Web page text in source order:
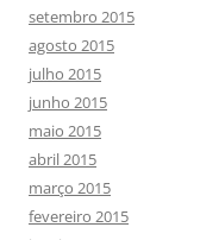
setembro 2015
agosto 2015
julho 2015
junho 2015
maio 2015
abril 2015
março 2015
fevereiro 2015